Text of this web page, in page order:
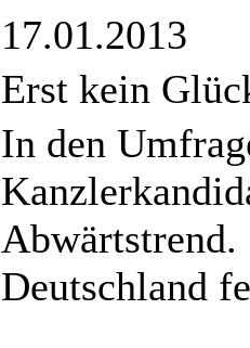
17.01.2013
Erst kein
In den
Abwärtstrend.
Deutschland